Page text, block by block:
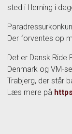
sted i Herning i
Der forventes op
Det er Dansk Ride
Denmark og VM-
Trabjerg, der står
Læs mere på